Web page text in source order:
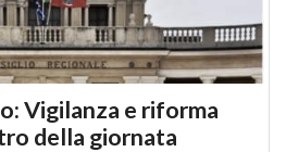
Vigilanza e riforma
della giornata